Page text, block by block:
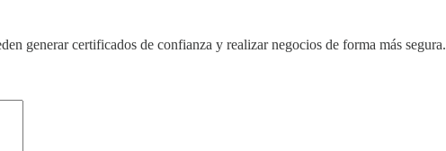
generar certificados de confianza y realizar negocios de forma más segura.